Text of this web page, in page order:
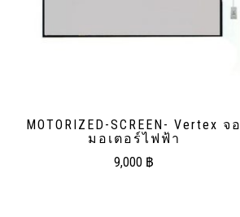
MOTORIZED-SCREEN- Vertex จอ
มอเตอร์ไฟฟ้า
9,000 ฿